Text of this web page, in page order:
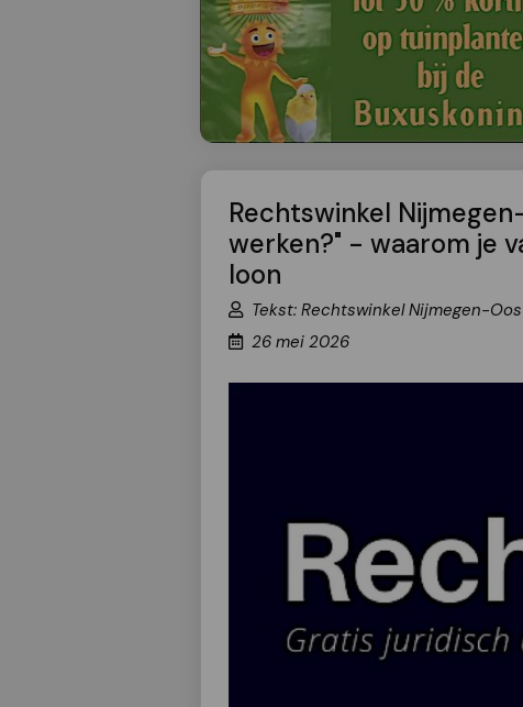
Rechtswinkel
werken?" - waarom je
loon
Tekst: Rechtswinkel Nijmegen-
26 mei 2026